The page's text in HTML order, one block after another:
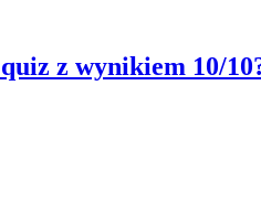
z wynikiem 10/